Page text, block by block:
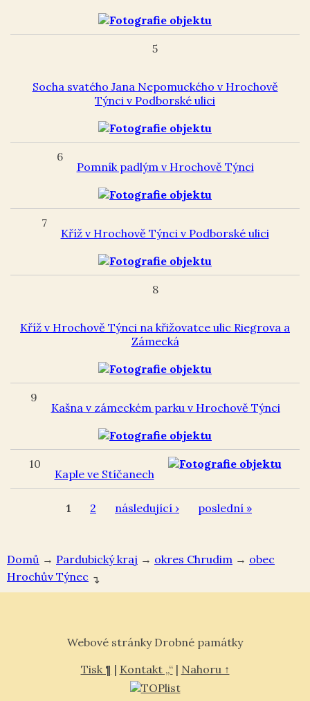
Domů → Pardubický kraj → okres Chrudim →
Hrochův Týnec ↴
5
Socha svatého Jana Nepomuckého v Hrochově
Týnci v Podborské ulici
6
Pomník padlým v Hrochově Týnci
7
Kříž v Hrochově Týnci v Podborské ulici
8
Kříž v Hrochově Týnci na křižovatce ulic Riegrova a
Zámecká
9
Kašna v zámeckém parku v Hrochově Týnci
10
Kaple ve Stíčanech
1 2 následující › poslední »
Webové stránky Drobné památky
Tisk ¶ | Kontakt „“| Nahoru ↑